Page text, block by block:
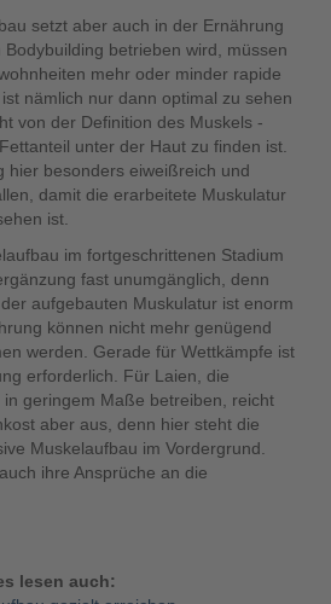
setzt aber auch in der Ernährung
betrieben wird, müssen
mehr oder minder rapide
nämlich nur dann optimal zu sehen
von der Definition des Muskels -
unter der Haut zu finden ist.
hier besonders eiweißreich und
damit die erarbeitete Muskulatur
ist.
im fortgeschrittenen Stadium
fast unumgänglich, denn
aufgebauten Muskulatur ist enorm
können nicht mehr genügend
werden. Gerade für Wettkämpfe ist
erforderlich. Für Laien, die
geringem Maße betreiben, reicht
aber aus, denn hier steht die
Muskelaufbau im Vordergrund.
ihre Ansprüche an die
lesen auch: